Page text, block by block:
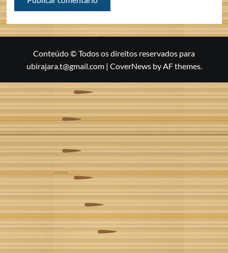
Conteúdo © Todos os direitos reservados para
ubirajara.t@gmail.com | CoverNewsby AF themes.